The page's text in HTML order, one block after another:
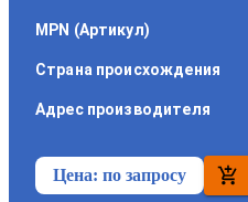
MPN (Артикул)
Страна происхождения
Адрес производителя
Цена: по запросу